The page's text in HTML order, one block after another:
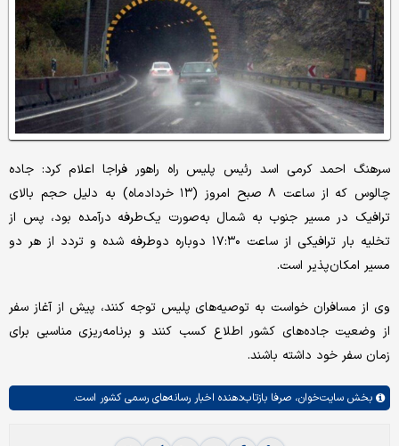
سرهنگ احمد کرمی اسد رئیس پلیس راه راهور فراجا اعلام کرد: جاده
چالوس که از ساعت ۸ صبح امروز (۱۳ خردادماه) به دلیل حجم بالای
ترافیک در مسیر جنوب به شمال به‌صورت یک‌طرفه درآمده بود، پس از
تخلیه بار ترافیکی از ساعت ۱۷:۳۰ دوباره دوطرفه شده و تردد از هر دو
مسیر امکان‌پذیر است.
وی از مسافران خواست به توصیه‌های پلیس توجه کنند، پیش از آغاز سفر
از وضعیت جاده‌های کشور اطلاع کسب کنند و برنامه‌ریزی مناسبی برای
زمان سفر خود داشته باشند.
بخش سایت‌خوان، صرفا بازتاب‌دهنده اخبار رسانه‌های رسمی کشور است.